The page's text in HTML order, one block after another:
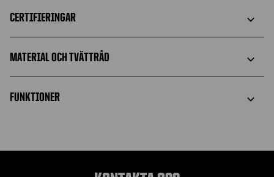
CERTIFIERINGAR
MATERIAL OCH TVÄTTRÅD
FUNKTIONER